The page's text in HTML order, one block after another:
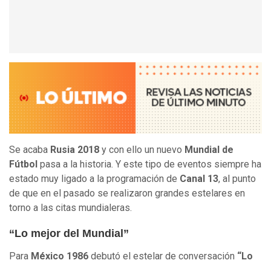
Se acaba Rusia 2018 y con ello un nuevo Mundial de
Fútbol pasa a la historia. Y este tipo de eventos siempre ha
estado muy ligado a la programación de Canal 13, al punto
de que en el pasado se realizaron grandes estelares en
torno a las citas mundialeras.
“Lo mejor del Mundial”
Para México 1986 debutó el estelar de conversación “Lo